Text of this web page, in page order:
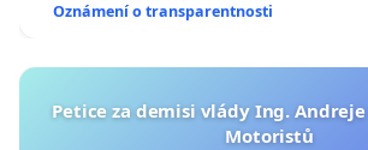
Oznámení o transparentnosti
Petice za demisi vlády Ing. Andreje
Motoristů